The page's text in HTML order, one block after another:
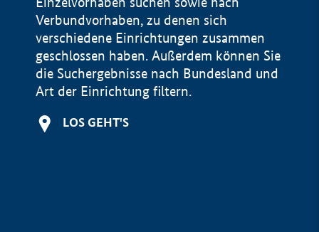
Verbundvorhaben, zu denen sich
verschiedene Einrichtungen zusammen
geschlossen haben. Außerdem können Sie
die Suchergebnisse nach Bundesland und
Art der Einrichtung filtern.
LOS GEHT'S